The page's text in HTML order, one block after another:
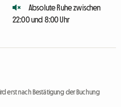
Absolute Ruhe zwischen
22:00 und 8:00 Uhr
erst nach Bestätigung der Buchung